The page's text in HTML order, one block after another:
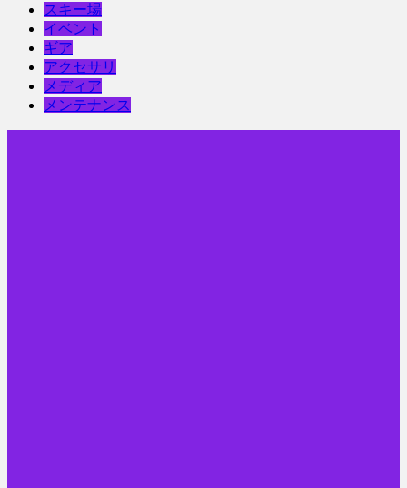
スキー場
イベント
ギア
アクセサリ
メディア
メンテナンス